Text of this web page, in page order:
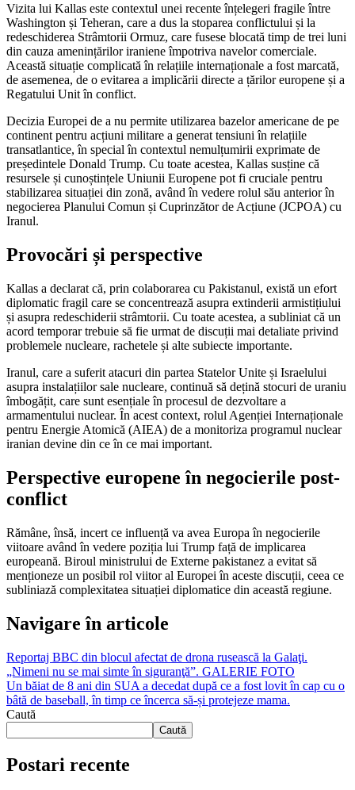
Vizita lui Kallas este contextul unei recente înțelegeri fragile între
Washington și Teheran, care a dus la stoparea conflictului și la
redeschiderea Strâmtorii Ormuz, care fusese blocată timp de trei luni
din cauza amenințărilor iraniene împotriva navelor comerciale.
Această situație complicată în relațiile internaționale a fost marcată,
de asemenea, de o evitarea a implicării directe a țărilor europene și a
Regatului Unit în conflict.
Decizia Europei de a nu permite utilizarea bazelor americane de pe
continent pentru acțiuni militare a generat tensiuni în relațiile
transatlantice, în special în contextul nemulțumirii exprimate de
președintele Donald Trump. Cu toate acestea, Kallas susține că
resursele și cunoștințele Uniunii Europene pot fi cruciale pentru
stabilizarea situației din zonă, având în vedere rolul său anterior în
negocierea Planului Comun și Cuprinzător de Acțiune (JCPOA) cu
Iranul.
Provocări și perspective
Kallas a declarat că, prin colaborarea cu Pakistanul, există un efort
diplomatic fragil care se concentrează asupra extinderii armistițiului
și asupra redeschiderii strâmtorii. Cu toate acestea, a subliniat că un
acord temporar trebuie să fie urmat de discuții mai detaliate privind
problemele nucleare, rachetele și alte subiecte importante.
Iranul, care a suferit atacuri din partea Statelor Unite și Israelului
asupra instalațiilor sale nucleare, continuă să dețină stocuri de uraniu
îmbogățit, care sunt esențiale în procesul de dezvoltare a
armamentului nuclear. În acest context, rolul Agenției Internaționale
pentru Energie Atomică (AIEA) de a monitoriza programul nuclear
iranian devine din ce în ce mai important.
Perspective europene în negocierile post-
conflict
Rămâne, însă, incert ce influență va avea Europa în negocierile
viitoare având în vedere poziția lui Trump față de implicarea
europeană. Biroul ministrului de Externe pakistanez a evitat să
menționeze un posibil rol viitor al Europei în aceste discuții, ceea ce
subliniază complexitatea situației diplomatice din această regiune.
Navigare în articole
Reportaj BBC din blocul afectat de drona rusească la Galaţi.
„Nimeni nu se mai simte în siguranţă”. GALERIE FOTO
Un băiat de 8 ani din SUA a decedat după ce a fost lovit în cap cu o
bâtă de baseball, în timp ce încerca să-și protejeze mama.
Caută
Caută
Postari recente